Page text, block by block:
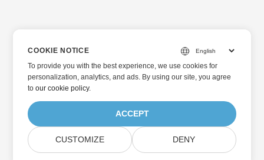
COOKIE NOTICE
To provide you with the best experience, we use cookies for
personalization, analytics, and ads. By using our site, you agree
toour cookie policy.
ACCEPT
CUSTOMIZE DENY